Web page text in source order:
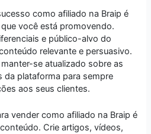
como afiliado na Braip é
você está promovendo.
e público-alvo do
relevante e persuasivo.
se atualizado sobre as
da plataforma para sempre
aos seus clientes.
vender como afiliado na Braip é
Crie artigos, vídeos,